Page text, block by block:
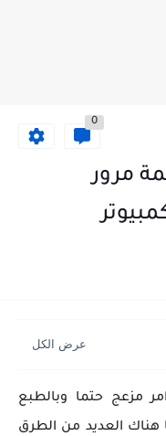
0
مرور
مزعج حتما وبالطبع
هناك العديد من الطرق